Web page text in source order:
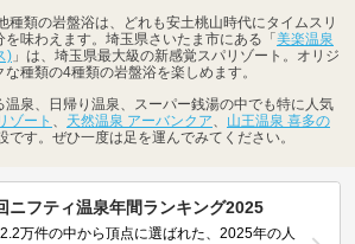
種類の岩盤浴は、どれも安土桃山時代にタイムスリ
味わえます。埼玉県さいたま市にある「 美楽温泉
) 」は、埼玉県最大級の新感覚スパリゾート。オリジ
種類の4種類の岩盤浴を楽しめます。
泉、日帰り温泉、スーパー銭湯の中でも特に人気
ゾート 、 天然温泉 アーバンクア、 山王温泉 喜多の
です。ぜひ一度は足を運んでみてください。
ニフティ温泉年間ランキング2025
万件の中から頂点に選ばれた、2025年の人